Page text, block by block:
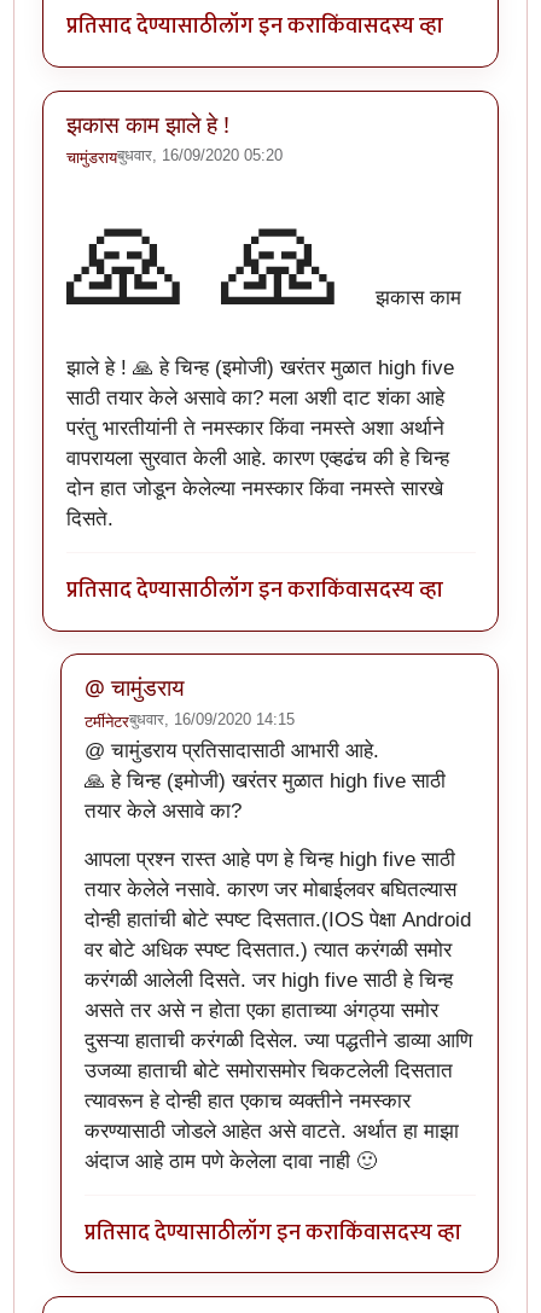
प्रतिसाद देण्यासाठीलॉग इन कराकिंवासदस्य व्हा
झकास काम झाले हे !
चामुंडरायबुधवार, 16/09/2020 05:20
🙏 🙏झकास काम
झाले हे ! 🙏 हे चिन्ह (इमोजी) खरंतर मुळात high five
साठी तयार केले असावे का? मला अशी दाट शंका आहे
परंतु भारतीयांनी ते नमस्कार किंवा नमस्ते अशा अर्थाने
वापरायला सुरवात केली आहे. कारण एव्हढंच की हे चिन्ह
दोन हात जोडून केलेल्या नमस्कार किंवा नमस्ते सारखे
दिसते.
प्रतिसाद देण्यासाठीलॉग इन कराकिंवासदस्य व्हा
@ चामुंडराय
टर्मीनेटरबुधवार, 16/09/2020 14:15
In reply toझकास काम झाले हे !byचामुंडराय
@ चामुंडराय प्रतिसादासाठी आभारी आहे.
🙏 हे चिन्ह (इमोजी) खरंतर मुळात high five साठी
तयार केले असावे का?
आपला प्रश्न रास्त आहे पण हे चिन्ह high five साठी
तयार केलेले नसावे. कारण जर मोबाईलवर बघितल्यास
दोन्ही हातांची बोटे स्पष्ट दिसतात.(IOS पेक्षा Android
वर बोटे अधिक स्पष्ट दिसतात.) त्यात करंगळी समोर
करंगळी आलेली दिसते. जर high five साठी हे चिन्ह
असते तर असे न होता एका हाताच्या अंगठ्या समोर
दुसऱ्या हाताची करंगळी दिसेल. ज्या पद्धतीने डाव्या आणि
उजव्या हाताची बोटे समोरासमोर चिकटलेली दिसतात
त्यावरून हे दोन्ही हात एकाच व्यक्तीने नमस्कार
करण्यासाठी जोडले आहेत असे वाटते. अर्थात हा माझा
अंदाज आहे ठाम पणे केलेला दावा नाही 🙂
प्रतिसाद देण्यासाठीलॉग इन कराकिंवासदस्य व्हा